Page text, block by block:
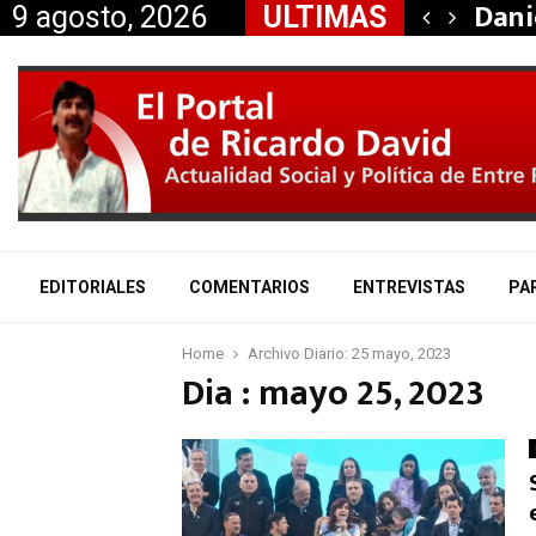
9 agosto, 2026 ULTIMAS
a Mauricio «Palito»…
EDITORIALES COMENTARIOS ENTREVISTAS
Home Archivo Diario: 25 mayo, 2023
Dia : mayo 25, 2023